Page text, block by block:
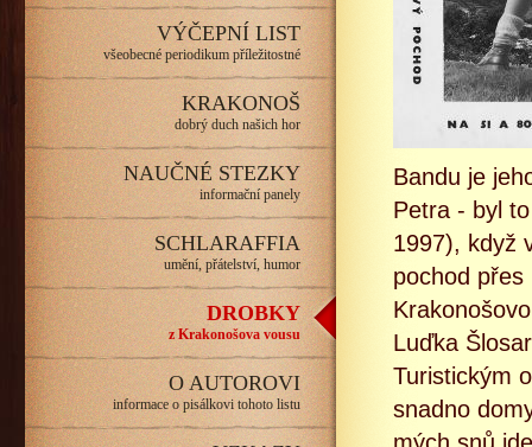
VÝČEPNÍ LIST
všeobecné periodikum příležitostné
KRAKONOŠ
dobrý duch našich hor
NAUČNÉ STEZKY
informační panely
SCHLARAFFIA
umění, přátelství, humor
DROBKY
z Krakonošova vousu
O AUTOROVI
informace o pisálkovi tohoto listu
Bandu je
Petra - byl
1997), když
pochod přes
Luďka
Turistickým
snadno